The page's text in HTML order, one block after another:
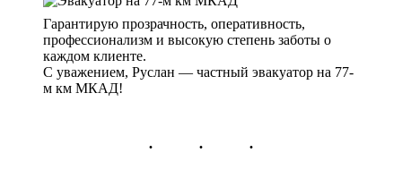
Гарантирую прозрачность, оперативность,
профессионализм и высокую степень заботы о
каждом клиенте.
С уважением, Руслан — частный эвакуатор на 77-
м км МКАД!